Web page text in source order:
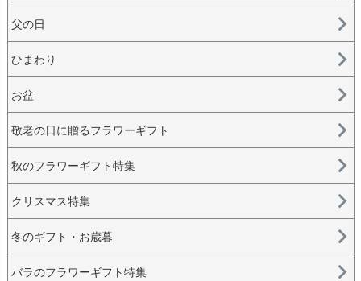
父の日
ひまわり
お盆
敬老の日に贈るフラワーギフト
秋のフラワーギフト特集
クリスマス特集
冬のギフト・お歳暮
バラのフラワーギフト特集